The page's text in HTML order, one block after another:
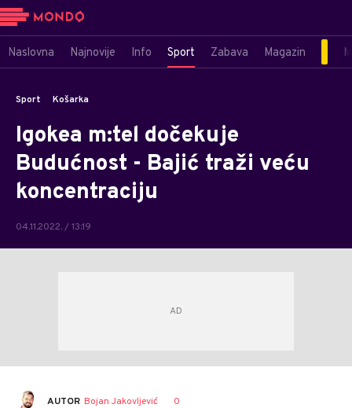
Naslovna Najnovije Info Sport Zabava Magazin
Sport Košarka
Igokea m:tel dočekuje
Budućnost - Bajić traži veću
koncentraciju
04.11.2022. / 13:19
AUTOR Bojan Jakovljević 0